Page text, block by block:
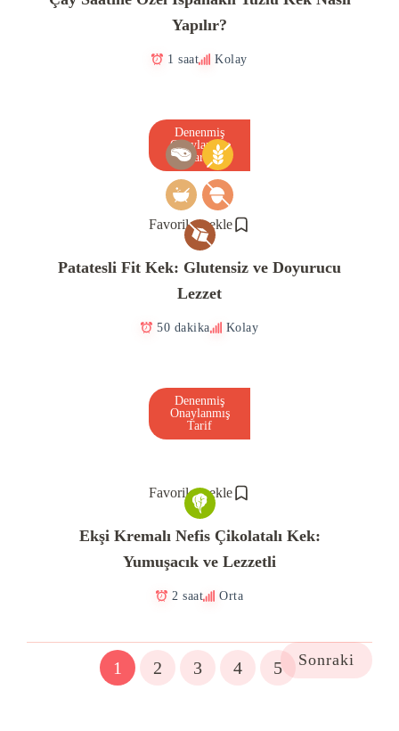
Yapılır?
1 saat Kolay
Favorilere ekle
Denenmiş
Onaylanmış
Tarif
Patatesli Fit Kek: Glutensiz ve Doyurucu
Lezzet
50 dakika Kolay
Favorilere ekle
Denenmiş
Onaylanmış
Tarif
Ekşi Kremalı Nefis Çikolatalı Kek:
Yumuşacık ve Lezzetli
2 saat Orta
1 2 3 4 5 Sonraki